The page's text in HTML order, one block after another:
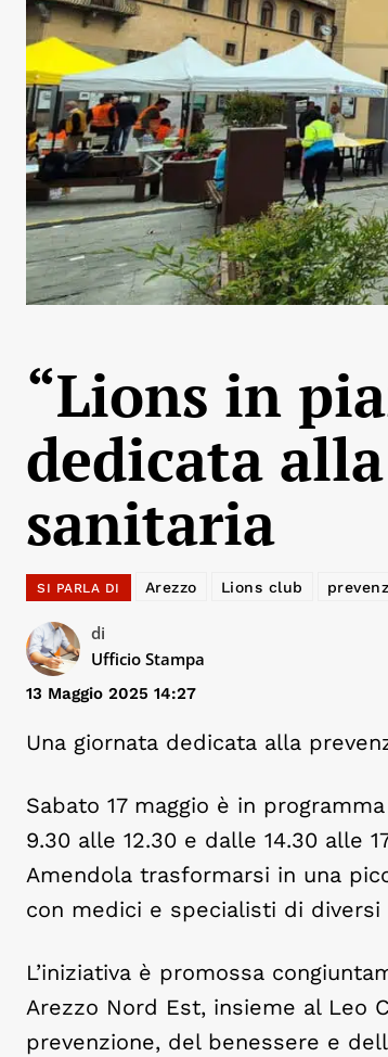
“Lions in
dedicata
sanitaria
SI PARLA DI Arezzo Lions club
di
Ufficio Stampa
13 Maggio 2025 14:27
Una giornata dedicata alla
Sabato 17 maggio è in
9.30 alle 12.30 e dalle 14.30 alle
Amendola trasformarsi in una
con medici e specialisti di diversi
L’iniziativa è promossa
Arezzo Nord Est, insieme al Leo
prevenzione, del benessere e